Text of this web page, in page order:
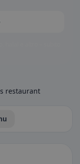
restaurant